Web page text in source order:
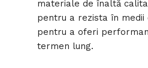
materiale de înaltă
pentru a rezista în medii
pentru a oferi
termen lung.